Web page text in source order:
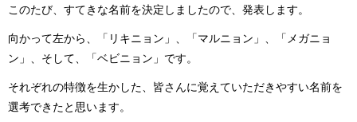
このたび、すてきな名前を決定しましたので、発表します。
向かって左から、「リキニョン」、「マルニョン」、「メガニョ
ン」、そして、「ベビニョン」です。
それぞれの特徴を生かした、皆さんに覚えていただきやすい名前を
選考できたと思います。